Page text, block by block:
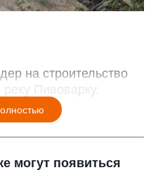
на строительство
Пивоварку.
могут появиться